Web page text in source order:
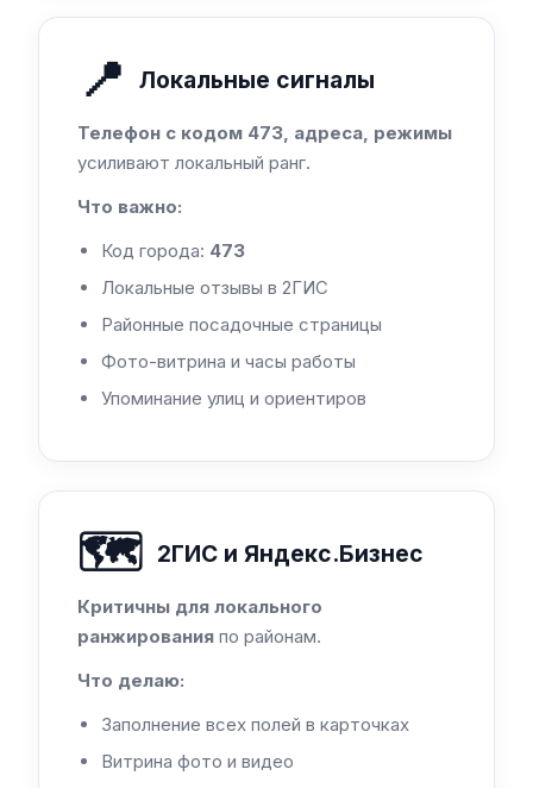
📍 Локальные сигналы
Телефон с кодом 473, адреса, режимы
усиливают локальный ранг.
Что важно:
Код города: 473
Локальные отзывы в 2ГИС
Районные посадочные страницы
Фото-витрина и часы работы
Упоминание улиц и ориентиров
🗺️ 2ГИС и Яндекс.Бизнес
Критичны для локального
ранжирования по районам.
Что делаю:
Заполнение всех полей в карточках
Витрина фото и видео